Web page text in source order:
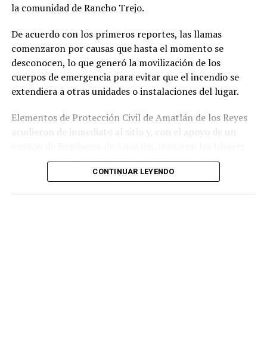
relacionados con la posesión de droga y el
públicos.
la comunidad de Rancho Trejo.
De acuerdo con los primeros reportes, las llamas
comenzaron por causas que hasta el momento se
desconocen, lo que generó la movilización de los
cuerpos de emergencia para evitar que el incendio se
extendiera a otras unidades o instalaciones del lugar.
Elementos de Protección Civil de Amatlán de los Reyes
acudieron de inmediato al sitio y, con el apoyo de un
para sofocar el fuego, logrando controlar la emergencia
tras varios minutos de trabajo.
CONTINUAR LEYENDO